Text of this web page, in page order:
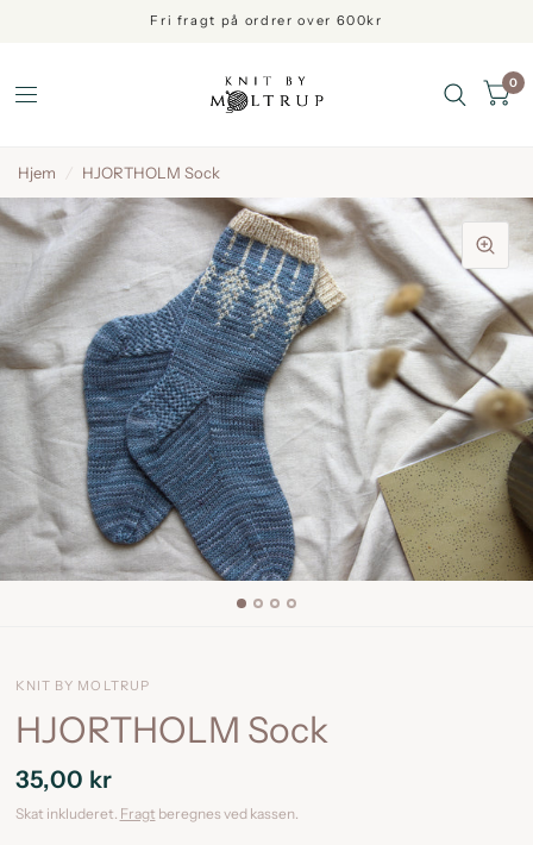
Fri fragt på ordrer over 600kr
0
Hjem / HJORTHOLM Sock
KNIT BY MOLTRUP
HJORTHOLM Sock
35,00 kr
Skat inkluderet. Fragt beregnes ved kassen.